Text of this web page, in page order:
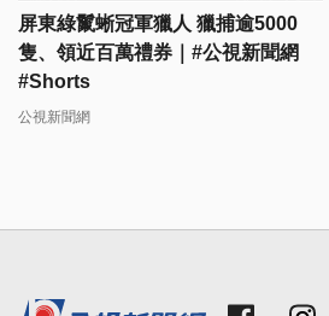
屏東綠鬣蜥冠軍獵人 獵捕逾5000
隻、領近百萬禮券｜#公視新聞網
#Shorts
公視新聞網